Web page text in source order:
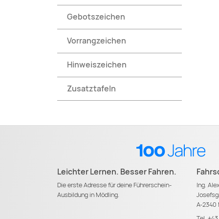
Gebotszeichen
Vorrangzeichen
Hinweiszeichen
Zusatztafeln
Leichter Lernen. Besser Fahren.
Die erste Adresse für deine Führerschein-
Ausbildung in Mödling.
Ing.
A-2340